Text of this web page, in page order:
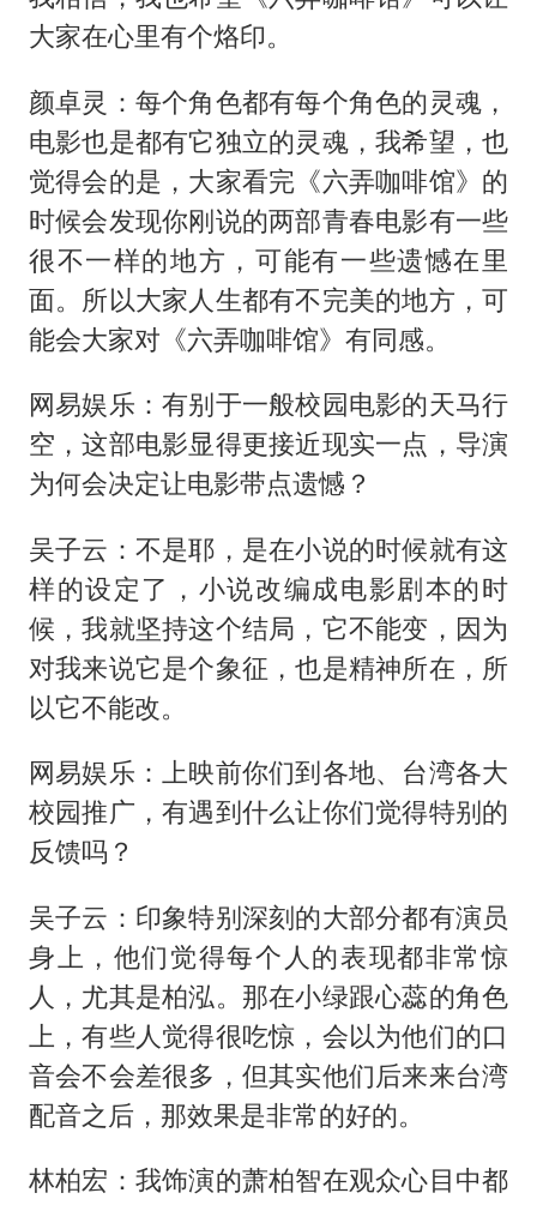
大家在心里有个烙印。
颜卓灵：每个角色都有每个角色的灵魂，
电影也是都有它独立的灵魂，我希望，也
觉得会的是，大家看完《六弄咖啡馆》的
时候会发现你刚说的两部青春电影有一些
很不一样的地方，可能有一些遗憾在里
面。所以大家人生都有不完美的地方，可
能会大家对《六弄咖啡馆》有同感。
网易娱乐：有别于一般校园电影的天马行
空，这部电影显得更接近现实一点，导演
为何会决定让电影带点遗憾？
吴子云：不是耶，是在小说的时候就有这
样的设定了，小说改编成电影剧本的时
候，我就坚持这个结局，它不能变，因为
对我来说它是个象征，也是精神所在，所
以它不能改。
网易娱乐：上映前你们到各地、台湾各大
校园推广，有遇到什么让你们觉得特别的
反馈吗？
吴子云：印象特别深刻的大部分都有演员
身上，他们觉得每个人的表现都非常惊
人，尤其是柏泓。那在小绿跟心蕊的角色
上，有些人觉得很吃惊，会以为他们的口
音会不会差很多，但其实他们后来来台湾
配音之后，那效果是非常的好的。
林柏宏：我饰演的萧柏智在观众心目中都